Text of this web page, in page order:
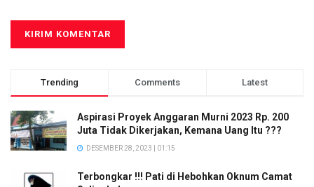
Trending Comments Latest
Aspirasi Proyek Anggaran Murni 2023 Rp. 200
Juta Tidak Dikerjakan, Kemana Uang Itu ???
DESEMBER 28, 2023 | 01:15
Terbongkar !!! Pati di Hebohkan Oknum Camat